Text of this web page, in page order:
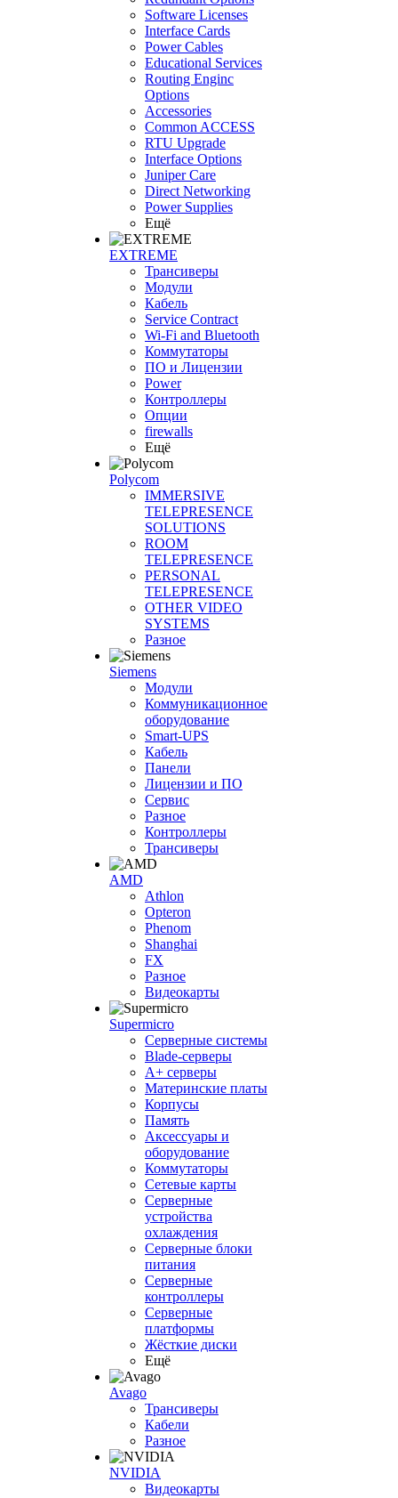
Software Licenses
Interface Cards
Power Cables
Educational Services
Routing Enginc
Options
Accessories
Common ACCESS
RTU Upgrade
Interface Options
Juniper Care
Direct Networking
Power Supplies
Ещё
EXTREME
Трансиверы
Модули
Кабель
Service Contract
Wi-Fi and Bluetooth
Коммутаторы
ПО и Лицензии
Power
Контроллеры
Опции
firewalls
Ещё
Polycom
IMMERSIVE
TELEPRESENCE
SOLUTIONS
ROOM
TELEPRESENCE
PERSONAL
TELEPRESENCE
OTHER VIDEO
SYSTEMS
Разное
Siemens
Модули
Коммуникационное
оборудование
Smart-UPS
Кабель
Панели
Лицензии и ПО
Сервис
Разное
Контроллеры
Трансиверы
AMD
Athlon
Opteron
Phenom
Shanghai
FX
Разное
Видеокарты
Supermicro
Серверные системы
Blade-серверы
A+ серверы
Материнские платы
Корпусы
Память
Аксессуары и
оборудование
Коммутаторы
Сетевые карты
Серверные
устройства
охлаждения
Серверные блоки
питания
Серверные
контроллеры
Серверные
платформы
Жёсткие диски
Ещё
Avago
Трансиверы
Кабели
Разное
NVIDIA
Видеокарты